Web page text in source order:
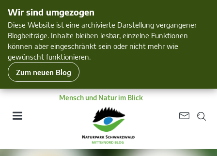
Wir sind umgezogen
Diese Website ist eine archivierte Darstellung vergangener
Blogbeiträge. Inhalte bleiben lesbar, einzelne Funktionen
können aber eingeschränkt sein oder nicht mehr wie
gewünscht funktionieren.
Zum neuen Blog
Mensch und Natur im Blick